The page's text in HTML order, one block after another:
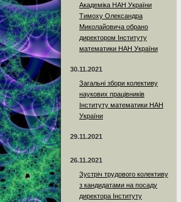
Академіка НАН України
Тимоху Олександра
Миколайовича обрано
директором Інституту
математики НАН України
30.11.2021
Загальні збори колективу
наукових працівників
Інституту математики НАН
України
29.11.2021
26.11.2021
Зустріч трудового колективу
з кандидатами на посаду
директора Інституту